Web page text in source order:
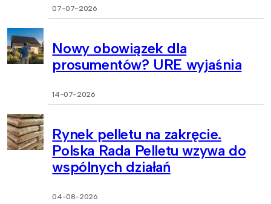
07-07-2026
Nowy obowiązek dla
prosumentów? URE wyjaśnia
14-07-2026
Rynek pelletu na zakręcie.
Polska Rada Pelletu wzywa do
wspólnych działań
04-08-2026